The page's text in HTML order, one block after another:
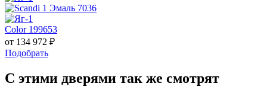
Color 199653
от 134 972 ₽
Подобрать
С этими дверями так же смотрят